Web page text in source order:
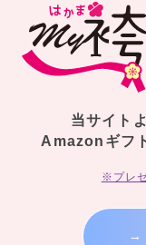
当サイト
Amazonギフ
※プレ
→